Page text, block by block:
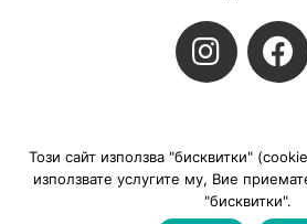
©Монеко ООД Всички
сайт от
Този сайт използва "бисквитки"
използвате услугите му, Вие
"бисквитки".